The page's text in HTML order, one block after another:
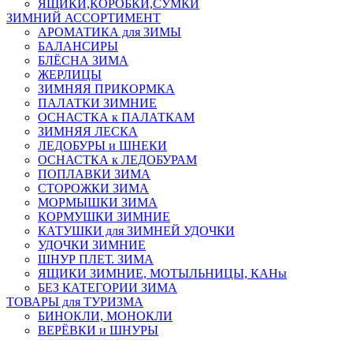
ЯЩИКИ,КОРОБКИ,СУМКИ
ЗИМНИЙ АССОРТИМЕНТ
АРОМАТИКА для ЗИМЫ
БАЛАНСИРЫ
БЛЁСНА ЗИМА
ЖЕРЛИЦЫ
ЗИМНЯЯ ПРИКОРМКА
ПАЛАТКИ ЗИМНИЕ
ОСНАСТКА к ПАЛАТКАМ
ЗИМНЯЯ ЛЕСКА
ЛЕДОБУРЫ и ШНЕКИ
ОСНАСТКА к ЛЕДОБУРАМ
ПОПЛАВКИ ЗИМА
СТОРОЖКИ ЗИМА
МОРМЫШКИ ЗИМА
КОРМУШКИ ЗИМНИЕ
КАТУШКИ для ЗИМНЕЙ УДОЧКИ
УДОЧКИ ЗИМНИЕ
ШНУР ПЛЕТ. ЗИМА
ЯЩИКИ ЗИМНИЕ, МОТЫЛЬНИЦЫ, КАНы
БЕЗ КАТЕГОРИИ ЗИМА
ТОВАРЫ для ТУРИЗМА
БИНОКЛИ, МОНОКЛИ
ВЕРЁВКИ и ШНУРЫ